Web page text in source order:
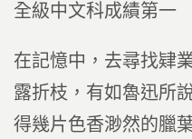
全級中文科成績第一
在記憶中，去尋找肄
露折枝，有如魯迅所
得幾片色香渺然的臘